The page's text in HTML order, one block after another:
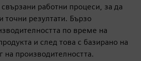
работни процеси, за да
точни резултати. Бързо
по време на
и след това с базирано на
на производителността.